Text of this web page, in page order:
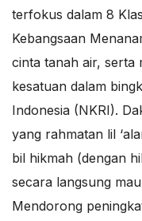
terfokus dalam 8
Kebangsaan
cinta tanah air, serta
kesatuan dalam
Indonesia (NKRI).
yang rahmatan lil
bil hikmah (dengan
secara langsung
Mendorong